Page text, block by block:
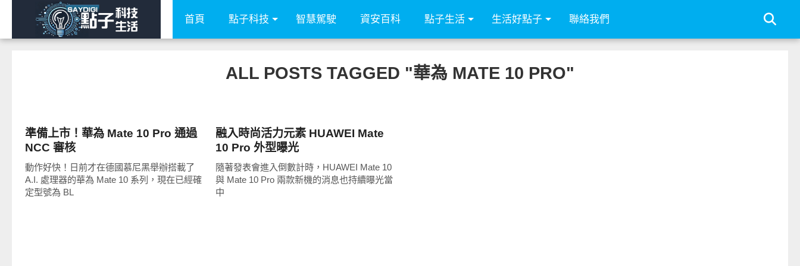
首頁 點子科技 智慧駕駛 資安百科 點子生活 生活好點子 聯絡我們
ALL POSTS TAGGED "華為 MATE 10 PRO"
準備上市！華為 Mate 10 Pro 通過
NCC 審核
動作好快！日前才在德國慕尼黑舉辦搭載了
A.I. 處理器的華為 Mate 10 系列，現在已經確
定型號為 BL
融入時尚活力元素 HUAWEI Mate
10 Pro 外型曝光
隨著發表會進入倒數計時，HUAWEI Mate 10
與 Mate 10 Pro 兩款新機的消息也持續曝光當
中